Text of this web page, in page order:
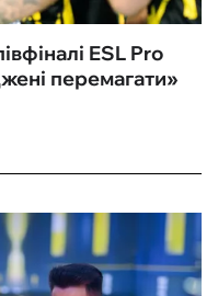
ESL Pro
перемагати»